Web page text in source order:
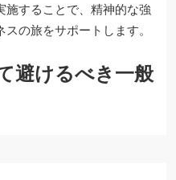
施することで、精神的な強
の旅をサポートします。
避けるべき一般